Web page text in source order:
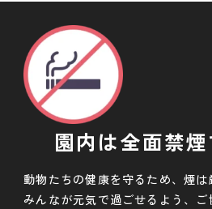
園内は全面禁煙
動物たちの健康を守るため、煙は
みんなが元気で過ごせるよう、